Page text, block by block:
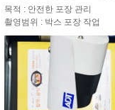
목적 : 안전한 포장 관리
촬영범위 : 박스 포장 작업